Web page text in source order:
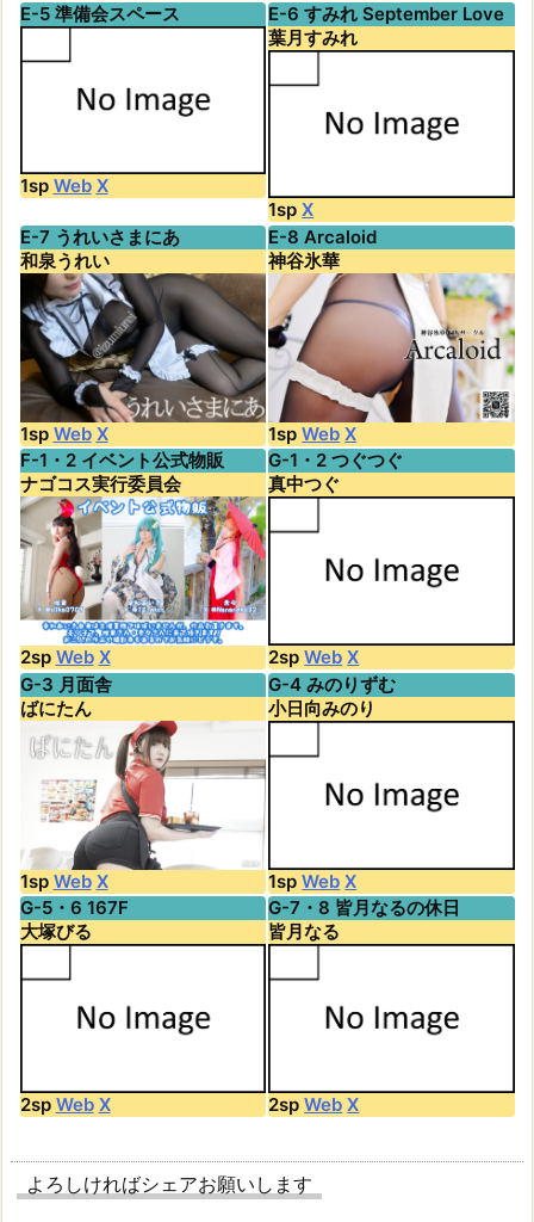
E-5 準備会スペース
1sp Web X
E-6 すみれ September Love
葉月すみれ
1spX
E-7 うれいさまにあ
和泉うれい
1sp Web X
E-8 Arcaloid
神谷氷華
1spWeb X
F-1・2 イベント公式物販
ナゴコス実行委員会
2sp Web X
G-1・2 つぐつぐ
真中つぐ
2spWeb X
G-3 月面舎
ばにたん
1sp Web X
G-4 みのりずむ
小日向みのり
1spWeb X
G-5・6 167F
大塚びる
2sp Web X
G-7・8 皆月なるの休日
皆月なる
2spWeb X
よろしければシェアお願いします